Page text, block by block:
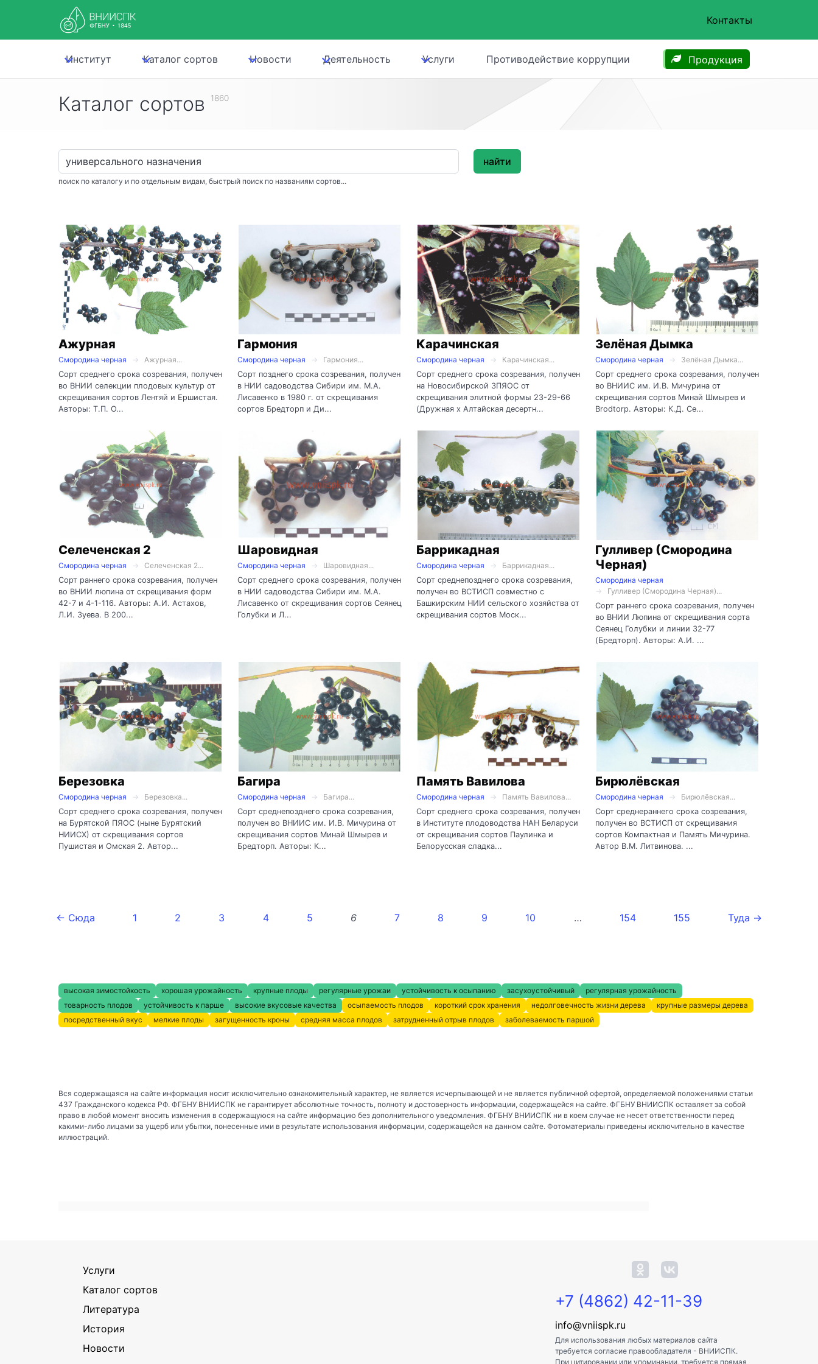
Контакты
Институт Каталог сортов Новости Деятельность Услуги Противодействие коррупции Продукция
Каталог сортов 1860
поиск по каталогу и по отдельным видам, быстрый поиск по названиям сортов...
найти
Ажурная
Смородина черная
Ажурная...
Сорт среднего срока созревания, получен
во ВНИИ селекции плодовых культур от
скрещивания сортов Лентяй и Ершистая.
Авторы: Т.П. О...
Гармония
Смородина черная
Гармония...
Сорт позднего срока созревания, получен
в НИИ садоводства Сибири им. М.А.
Лисавенко в 1980 г. от скрещивания
сортов Бредторп и Ди...
Карачинская
Смородина черная
Карачинская...
Сорт среднего срока созревания, получен
на Новосибирской ЗПЯОС от
скрещивания элитной формы 23-29-66
(Дружная х Алтайская десертн...
Зелёная Дымка
Смородина черная
Зелёная Дымка...
Сорт среднего срока созревания, получен
во ВНИИС им. И.В. Мичурина от
скрещивания сортов Минай Шмырев и
Brodtorp. Авторы: К.Д. Се...
Селеченская 2
Смородина черная
Селеченская 2...
Сорт раннего срока созревания, получен
во ВНИИ люпина от скрещивания форм
42-7 и 4-1-116. Авторы: А.И. Астахов,
Л.И. Зуева. В 200...
Шаровидная
Смородина черная
Шаровидная...
Сорт среднего срока созревания, получен
в НИИ садоводства Сибири им. М.А.
Лисавенко от скрещивания сортов Сеянец
Голубки и Л...
Баррикадная
Смородина черная
Баррикадная...
Сорт среднепозднего срока созревания,
получен во ВСТИСП совместно с
Башкирским НИИ сельского хозяйства от
скрещивания сортов Моск...
Гулливер (Смородина
Черная)
Смородина черная
Гулливер (Смородина Черная)...
Сорт раннего срока созревания, получен
во ВНИИ Люпина от скрещивания сорта
Сеянец Голубки и линии 32-77
(Бредторп). Авторы: А.И. ...
Березовка
Смородина черная
Березовка...
Сорт среднего срока созревания, получен
на Бурятской ПЯОС (ныне Бурятский
НИИСХ) от скрещивания сортов
Пушистая и Омская 2. Автор...
Багира
Смородина черная
Багира...
Сорт среднепозднего срока созревания,
получен во ВНИИС им. И.В. Мичурина от
скрещивания сортов Минай Шмырев и
Бредторп. Авторы: К...
Память Вавилова
Смородина черная
Память Вавилова...
Сорт среднего срока созревания, получен
в Институте плодоводства НАН Беларуси
от скрещивания сортов Паулинка и
Белорусская сладка...
Бирюлёвская
Смородина черная
Бирюлёвская...
Сорт среднераннего срока созревания,
получен во ВСТИСП от скрещивания
сортов Компактная и Память Мичурина.
Автор В.М. Литвинова. ...
← Сюда 1 2 3 4 5 6 7 8 9 10 … 154 155 Туда →
высокая зимостойкость хорошая урожайность крупные плоды регулярные урожаи устойчивость к осыпанию засухоустойчивый
регулярная урожайность
товарность плодов
устойчивость к парше высокие вкусовые качества осыпаемость плодов короткий срок хранения недолговечность жизни дерева
крупные размеры дерева
посредственный вкус
мелкие плоды загущенность кроны средняя масса плодов затрудненный отрыв плодов заболеваемость паршой
Вся содержащаяся на сайте информация носит исключительно ознакомительный характер, не является исчерпывающей и не является публичной офертой, определяемой положениями статьи
437 Гражданского кодекса РФ. ФГБНУ ВНИИСПК не гарантирует абсолютные точность, полноту и достоверность информации, содержащейся на сайте. ФГБНУ ВНИИСПК оставляет за собой
право в любой момент вносить изменения в содержащуюся на сайте информацию без дополнительного уведомления. ФГБНУ ВНИИСПК ни в коем случае не несет ответственности перед
какими-либо лицами за ущерб или убытки, понесенные ими в результате использования информации, содержащейся на данном сайте. Фотоматериалы приведены исключительно в качестве
иллюстраций.
Услуги
Каталог сортов
Литература
История
Новости
+7 (4862) 42-11-39
info@vniispk.ru
Для использования любых материалов сайта
требуется согласие правообладателя - ВНИИСПК.
При цитировании или упоминании, требуется прямая